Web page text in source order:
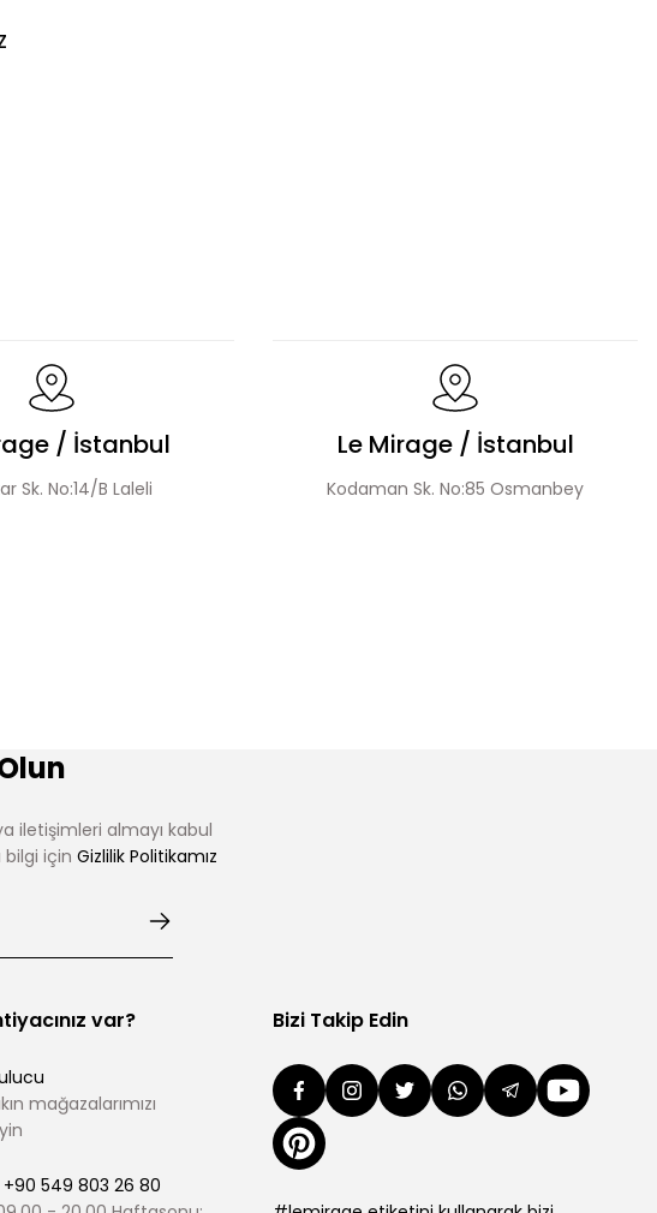
Takım Payet Detaylı Fermuarlı Ceket Etek Takım
/ İstanbul
Sk. No:14/B Laleli
Le Mirage / İstanbul
Kodaman Sk. No:85 Osmanbey
iletişimleri almayı kabul
bilgi için Gizlilik Politikamız
var?
mağazalarımızı
+90 549 803 26 80
Bizi Takip Edin